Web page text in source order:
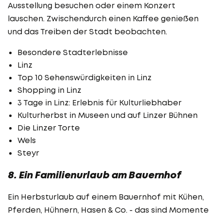
Ausstellung besuchen oder einem Konzert
lauschen. Zwischendurch einen Kaffee genießen
und das Treiben der Stadt beobachten.
Besondere Stadterlebnisse
Linz
Top 10 Sehenswürdigkeiten in Linz
Shopping in Linz
3 Tage in Linz: Erlebnis für Kulturliebhaber
Kulturherbst in Museen und auf Linzer Bühnen
Die Linzer Torte
Wels
Steyr
8. Ein Familienurlaub am Bauernhof
Ein Herbsturlaub auf einem Bauernhof mit Kühen,
Pferden, Hühnern, Hasen & Co. - das sind Momente